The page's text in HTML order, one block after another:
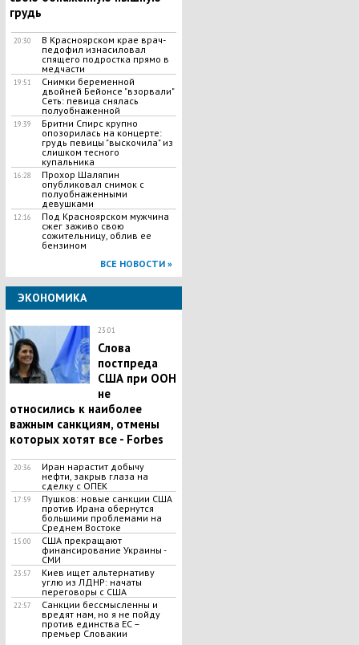
грудь
20:30
В Красноярском крае врач-
педофил изнасиловал
спящего подростка прямо в
медчасти
19:51
Снимки беременной
двойней Бейонсе "взорвали"
Сеть: певица снялась
полуобнаженной
19:39
Бритни Спирс крупно
опозорилась на концерте:
грудь певицы "выскочила" из
слишком тесного
купальника
16:28
Прохор Шаляпин
опубликовал снимок с
полуобнаженными
девушками
12:16
Под Красноярском мужчина
сжег заживо свою
сожительницу, облив ее
бензином
ВСЕ НОВОСТИ »
ЭКОНОМИКА
23:01
Слова
постпреда
США при ООН
не
относились к наиболее
важным санкциям, отмены
которых хотят все - Forbes
20:36
Иран нарастит добычу
нефти, закрыв глаза на
сделку с ОПЕК
17:59
Пушков: новые санкции США
против Ирана обернутся
большими проблемами на
Среднем Востоке
15:00
США прекращают
финансирование Украины -
СМИ
23:57
Киев ищет альтернативу
углю из ЛДНР: начаты
переговоры с США
22:57
Санкции бессмысленны и
вредят нам, но я не пойду
против единства ЕС –
премьер Словакии